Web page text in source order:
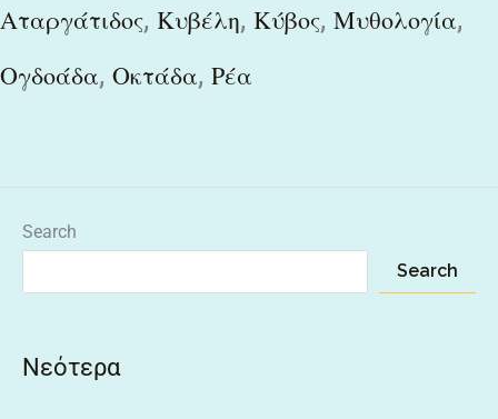
Αταργάτιδος, Κυβέλη, Κύβος, Μυθολογία,
Ογδοάδα, Οκτάδα, Ρέα
Search
Search
Νεότερα